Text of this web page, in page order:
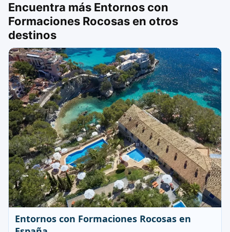
Encuentra más Entornos con
Formaciones Rocosas en otros
destinos
Entornos con Formaciones Rocosas en